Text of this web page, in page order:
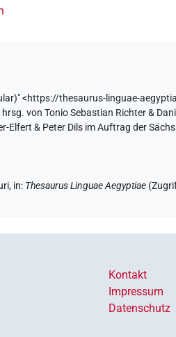
<https://thesaurus-linguae-
von Tonio Sebastian Richter &
Elfert & Peter Dils im Auftrag der
, in: Thesaurus Linguae Aegyptiae (
Kontakt
Impressum
Datenschutz